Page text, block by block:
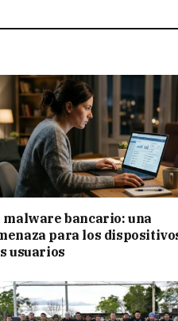
malware bancario: una
para los
usuarios